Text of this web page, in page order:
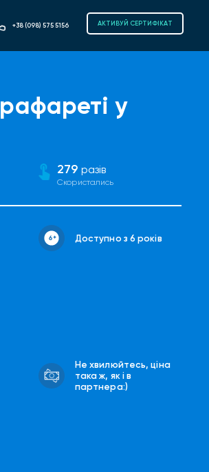
+38 (098) 575 5156 АКТИВУЙ СЕРТИФІКАТ
у
279 разів
Скористались
Доступно з 6 років
Не хвилюйтесь, ціна
така ж, як і в
партнера:)